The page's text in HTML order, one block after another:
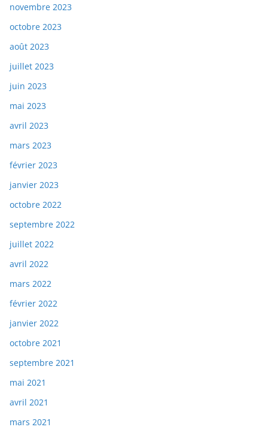
novembre 2023
octobre 2023
août 2023
juillet 2023
juin 2023
mai 2023
avril 2023
mars 2023
février 2023
janvier 2023
octobre 2022
septembre 2022
juillet 2022
avril 2022
mars 2022
février 2022
janvier 2022
octobre 2021
septembre 2021
mai 2021
avril 2021
mars 2021